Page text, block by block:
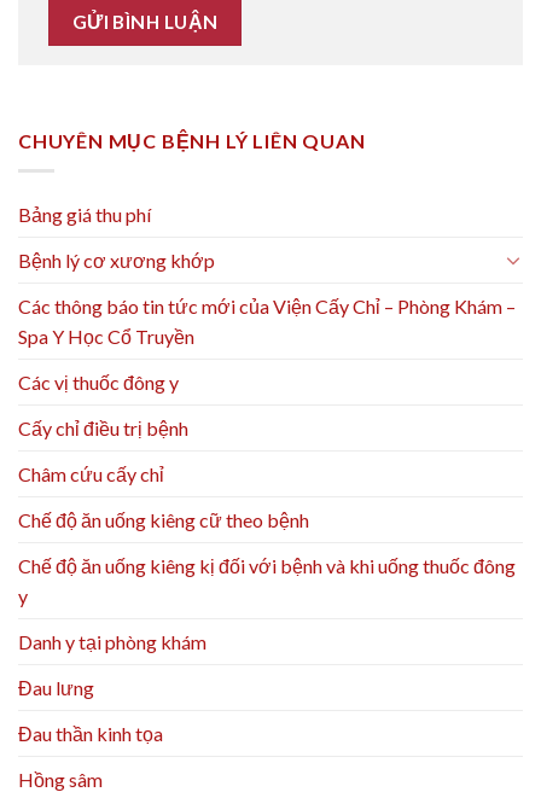
CHUYÊN MỤC BỆNH LÝ LIÊN QUAN
Bảng giá thu phí
Bệnh lý cơ xương khớp
Các thông báo tin tức mới của Viện Cấy Chỉ – Phòng Khám –
Spa Y Học Cổ Truyền
Các vị thuốc đông y
Cấy chỉ điều trị bệnh
Châm cứu cấy chỉ
Chế độ ăn uống kiêng cữ theo bệnh
Chế độ ăn uống kiêng kị đối với bệnh và khi uống thuốc đông
y
Danh y tại phòng khám
Đau lưng
Đau thần kinh tọa
Hồng sâm